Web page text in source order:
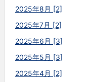
2025年8月 [2]
2025年7月 [2]
2025年6月 [3]
2025年5月 [3]
2025年4月 [2]